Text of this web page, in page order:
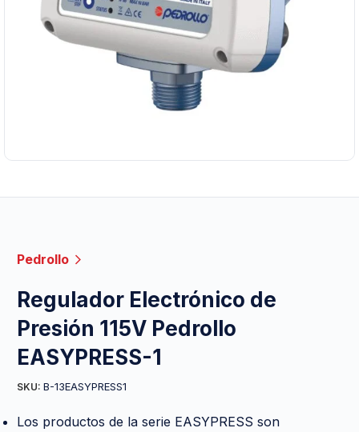
Pedrollo
Regulador Electrónico de
Presión 115V Pedrollo
EASYPRESS-1
SKU: B-13EASYPRESS1
Los productos de la serie EASYPRESS son